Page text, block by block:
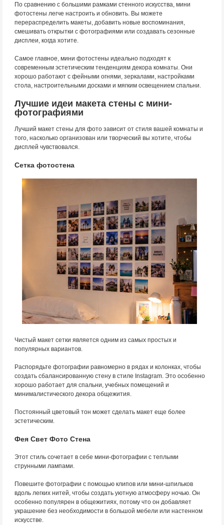
По сравнению с большими рамками стенного искусства, мини
фотостены легче настроить и обновить. Вы можете
перераспределить макеты, добавить новые воспоминания,
смешивать открытки с фотографиями или создавать сезонные
дисплеи, когда хотите.
Самое главное, мини фотостены идеально подходят к
современным эстетическим тенденциям декора комнаты. Они
хорошо работают с фейными огнями, зеркалами, настройками
стола, настроительными досками и мягким освещением спальни.
Лучшие идеи макета стены с мини-
фотографиями
Лучший макет стены для фото зависит от стиля вашей комнаты и
того, насколько организован или творческий вы хотите, чтобы
дисплей чувствовался.
Сетка фотостена
Чистый макет сетки является одним из самых простых и
популярных вариантов.
Распорядьте фотографии равномерно в рядах и колонках, чтобы
создать сбалансированную стену в стиле Instagram. Это особенно
хорошо работает для спальни, учебных помещений и
минималистического декора общежития.
Постоянный цветовый тон может сделать макет еще более
эстетическим.
Фея Свет Фото Стена
Этот стиль сочетает в себе мини-фотографии с теплыми
струнными лампами.
Повешите фотографии с помощью клипов или мини-шпильков
вдоль легких нитей, чтобы создать уютную атмосферу ночью. Он
особенно популярен в общежитиях, потому что он добавляет
украшение без необходимости в большой мебели или настенном
искусстве.